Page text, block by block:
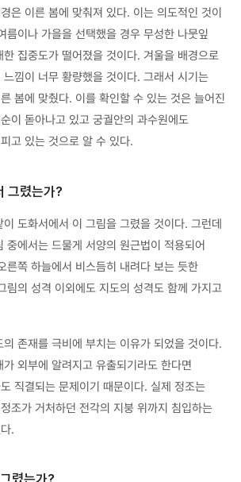
은 이른 봄에 맞춰져 있다. 이는 의도적인 것이
름이나 가을을 선택했을 경우 무성한 나뭇잎
집중도가 떨어졌을 것이다. 겨울을 배경으로
낌이 너무 황량했을 것이다. 그래서 시기는
봄에 맞췄다. 이를 확인할 수 있는 것은 늘어진
이 돋아나고 있고 궁궐안의 과수원에도
고 있는 것으로 알 수 있다.
그렸는가?
도화서에서 이 그림을 그렸을 것이다. 그런데
중에서는 드물게 서양의 원근법이 적용되어
른쪽 하늘에서 비스듬히 내려다 보는 듯한
림의 성격 이외에도 지도의 성격도 함께 가지고
존재를 극비에 부치는 이유가 되었을 것이다.
외부에 알려지고 유출되기라도 한다면
직결되는 문제이기 때문이다. 실제 정조는
조가 거처하던 전각의 지붕 위까지 침입하는
.